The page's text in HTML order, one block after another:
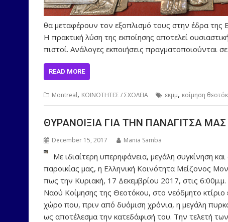
θα μεταφέρουν τον εξοπλισμό τους στην έδρα της
Η πρακτική λύση της εκποίησης αποτελεί
πιστοί. Ανάλογες εκποιήσεις πραγματοποιούνται
READ MORE
Montreal, ΚΟΙΝΟΤΗΤΕΣ / ΣΧΟΛΕΙΑ εκμμ, κοίμηση
ΘYΡΑΝΟΙΞΙΑ ΓΙΑ ΤΗΝ ΠΑΝΑΓΙΤΣΑ ΜΑΣ
December 15, 2017 Mania Samba
Με ιδιαίτερη υπερηφάνεια, μεγάλη συγκίνηση
παροικίας μας, η Ελληνική Κοινότητα Μείζονος
πως την Κυριακή, 17 Δεκεμβρίου 2017, στις
Ναού Κοίμησης της Θεοτόκου, στο νεόδμητο
χώρο που, πριν από δυόμιση χρόνια, η μεγάλη
ως αποτέλεσμα την κατεδάφισή του. Την τελετή